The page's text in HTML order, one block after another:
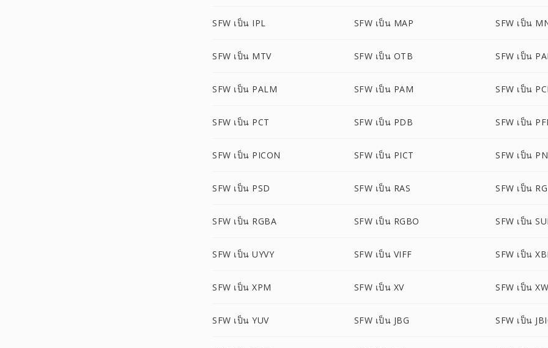
SFW เป็น IPL SFW เป็น MAP SFW เป็น
SFW เป็น MTV SFW เป็น OTB SFW เป็น
SFW เป็น PALM SFW เป็น PAM SFW เป็น
SFW เป็น PCT SFW เป็น PDB SFW เป็น
SFW เป็น PICON SFW เป็น PICT SFW เป็น
SFW เป็น PSD SFW เป็น RAS SFW เป็น
SFW เป็น RGBA SFW เป็น RGBO SFW เป็น
SFW เป็น UYVY SFW เป็น VIFF SFW เป็น
SFW เป็น XPM SFW เป็น XV SFW เป็น
SFW เป็น YUV SFW เป็น JBG SFW เป็น